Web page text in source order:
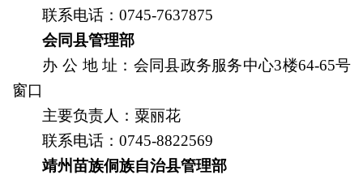
联系电话：0745-7637875
会同县管理部
办 公 地 址 ：会同县政务服务中心3楼64-65号
窗口
主要负责人 ：粟丽花
联系电话：0745-8822569
靖州苗族侗族自治县管理部